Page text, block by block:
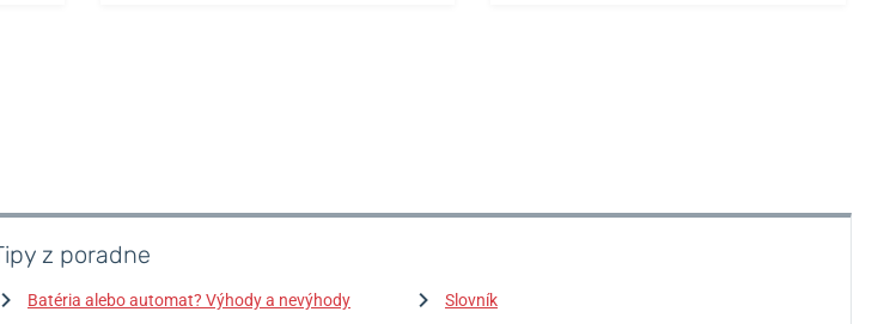
z poradne
Batéria alebo automat? Výhody a nevýhody
Slovník